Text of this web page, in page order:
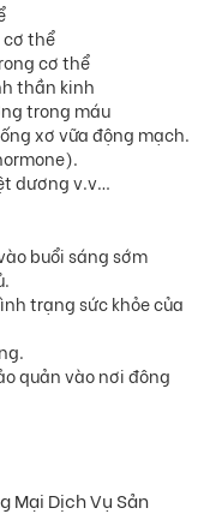
cơ thể
cơ thể
thần kinh
trong máu
xơ vữa động mạch.
dương v.v…
buổi sáng sớm
trạng sức khỏe của
quản vào nơi đông
Mại Dịch Vụ Sản